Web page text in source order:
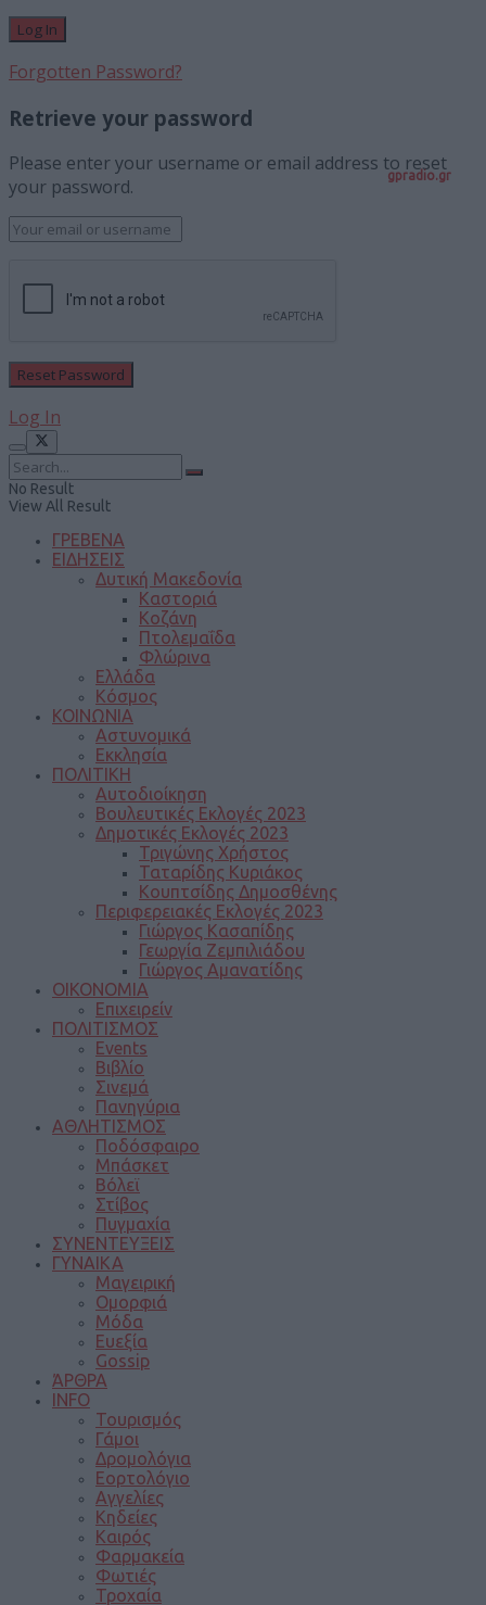
gpradio.gr
Forgotten Password?
Retrieve your password
Please enter your username or email address to reset
your password.
Log In
No Result
View All Result
ΓΡΕΒΕΝΑ
ΕΙΔΗΣΕΙΣ
Δυτική Μακεδονία
Καστοριά
Κοζάνη
Πτολεμαΐδα
Φλώρινα
Ελλάδα
Κόσμος
ΚΟΙΝΩΝΙΑ
Αστυνομικά
Εκκλησία
ΠΟΛΙΤΙΚΗ
Αυτοδιοίκηση
Βουλευτικές Εκλογές 2023
Δημοτικές Εκλογές 2023
Τριγώνης Χρήστος
Ταταρίδης Κυριάκος
Κουπτσίδης Δημοσθένης
Περιφερειακές Εκλογές 2023
Γιώργος Κασαπίδης
Γεωργία Ζεμπιλιάδου
Γιώργος Αμανατίδης
ΟΙΚΟΝΟΜΙΑ
Επιχειρείν
ΠΟΛΙΤΙΣΜΟΣ
Events
Βιβλίο
Σινεμά
Πανηγύρια
ΑΘΛΗΤΙΣΜΟΣ
Ποδόσφαιρο
Μπάσκετ
Βόλεϊ
Στίβος
Πυγμαχία
ΣΥΝΕΝΤΕΥΞΕΙΣ
ΓΥΝΑΙΚΑ
Μαγειρική
Ομορφιά
Μόδα
Ευεξία
Gossip
ΆΡΘΡΑ
INFO
Τουρισμός
Γάμοι
Δρομολόγια
Εορτολόγιο
Αγγελίες
Κηδείες
Καιρός
Φαρμακεία
Φωτιές
Τροχαία